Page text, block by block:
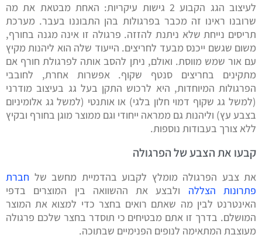
לעיצוב הגג הקבוע 2 גישות עיקריות: האחת מבטאת את מה
שרובנו ראינו זה מכבר בפרגולות בהן התבוננו בעבר. מערכת
תריסים נייחת שלא ניתנת להזזה. פרגולה זו אינה מגנה בחורף,
משום שגשם ייכנס מבעד לחריצים. הייעוד שלה הוא ליהנות מקיץ
עם אור שמש מווסת. ואולם, ניתן להסב אותה לפרגולת חורף אם
מתקינים בחריצים סנטף שקוף. אפשרות אחרת, לחובבי
הפרגולות המיוחדות, היא לרכוש התקן בעל גג בעיצוב מודרני
(למשל גג שקוף דמוי חלון בלגי) או אותנטי (למשל גג אלומיניום
בצבע עץ) וליהנות גם ממראה ייחודי וגם ממוצר מוגן בחורף ובקיץ
ללא צורך בעבודות נוספות.
קבעו את הצבע של הפרגולה
את צבע הפרגולה מומלץ לקבוע בהדמיית מחשב של חברת
פתרונות הצללהולבצע את ההשוואה בין המוצרים בדפי
האינטרנט לבין מה שאתם רואים בחצר כדי למצוא את המוצר
המושלם. בדרך זו אתם מבטיחים כי תוסדר בחצר שלכם פרגולה
מעוצבת המתאימה לנופים הפנימיים שבתוכה.